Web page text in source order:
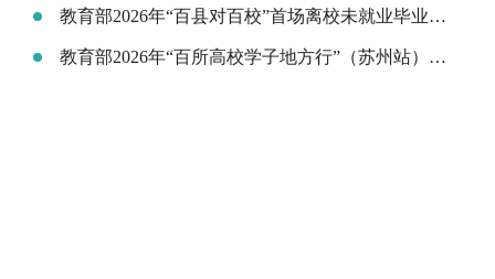
教育部2026年“百县对百校”首场离校未就业毕业生专场招聘活动在云南昆明举行
教育部2026年“百所高校学子地方行”（苏州站）活动在江苏昆山举行